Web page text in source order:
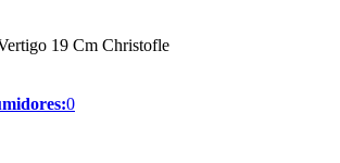
19 Cm Christofle
0